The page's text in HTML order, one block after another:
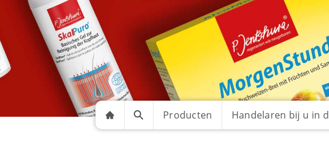
Producten Handelaren bij u in